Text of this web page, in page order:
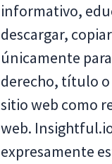
informativo,
descargar,
únicamente
derecho, título o
sitio web como
web.
expresamente